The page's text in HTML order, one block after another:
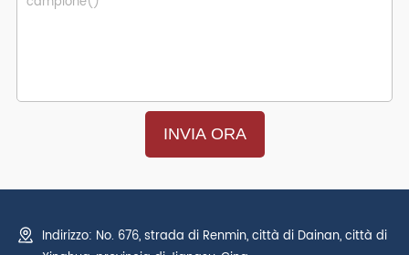
Indirizzo: No. 676, strada di Renmin, città di Dainan, città di